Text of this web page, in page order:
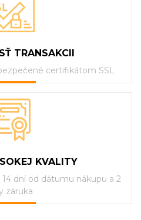
TRANSAKCII
certifikátom SSL
KVALITY
dní od dátumu nákupu a 2
záruka